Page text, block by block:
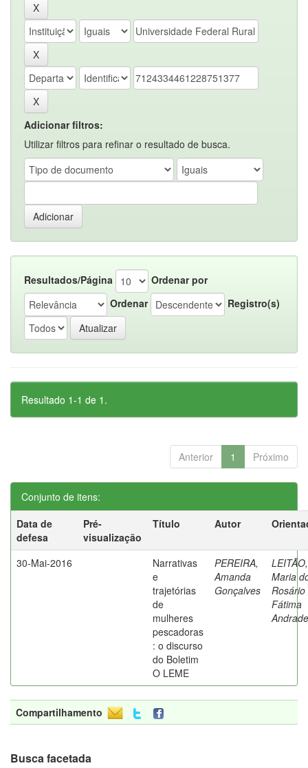
Adicionar filtros:
Utilizar filtros para refinar o resultado de busca.
Resultados/Página
Ordenar por
Ordenar
Registro(s)
Resultado 1-1 de 1.
Anterior 1 Próximo
Conjunto de itens:
Data de
defesa
Pré-
visualização
Título Autor
30-Mai-2016
Narrativas
e
trajetórias
de
mulheres
pescadoras
: o discurso
do Boletim
O LEME
PEREIRA,
Amanda
Gonçalves
LEITÃO,
Maria
Rosário
Fátima
Andrade
Compartilhamento
Busca facetada